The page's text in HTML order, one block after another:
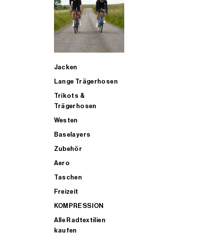
Jacken
Lange Trägerhosen
Trikots &
Trägerhosen
Westen
Baselayers
Zubehör
Aero
Taschen
Freizeit
KOMPRESSION
Alle Radtextilien
kaufen
ALLE TRIATHLONARTIKEL FÜR MÄNNER KAUFEN